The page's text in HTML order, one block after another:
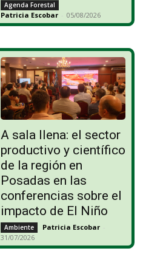
Agenda Forestal
Patricia Escobar - 05/08/2026
A sala llena: el sector
productivo y científico
de la región en
Posadas en las
conferencias sobre el
impacto de El Niño
Ambiente Patricia Escobar -
31/07/2026